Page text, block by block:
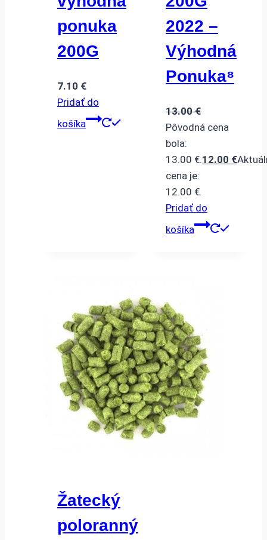
ponuka
200G
7.10 €
Pridať do
košíka
2022 –
Výhodná
Ponuka⁸
13.00€
Pôvodná cena
bola:
13.00 €.12.00 €
cena je:
12.00 €.
Pridať do
košíka
Žatecký
poloranný